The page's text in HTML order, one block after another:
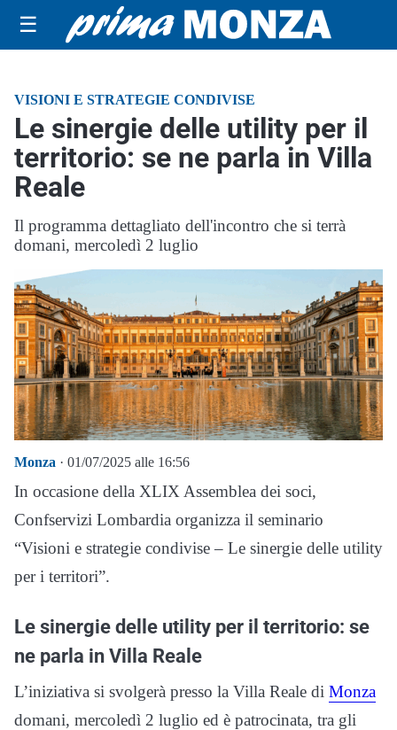
☰
VISIONI E STRATEGIE CONDIVISE
Le sinergie delle utility per il
territorio: se ne parla in Villa
Reale
Il programma dettagliato dell'incontro che si terrà
domani, mercoledì 2 luglio
Monza · 01/07/2025 alle 16:56
In occasione della XLIX Assemblea dei soci,
Confservizi Lombardia organizza il seminario
“Visioni e strategie condivise – Le sinergie delle utility
per i territori”.
Le sinergie delle utility per il territorio: se
ne parla in Villa Reale
L’iniziativa si svolgerà presso la Villa Reale di Monza
domani, mercoledì 2 luglio ed è patrocinata, tra gli